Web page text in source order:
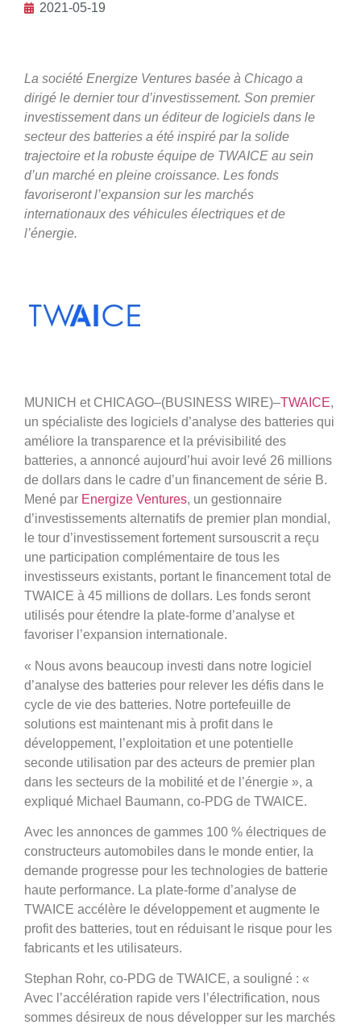
2021-05-19
La société Energize Ventures basée à Chicago a
dirigé le dernier tour d’investissement. Son premier
investissement dans un éditeur de logiciels dans le
secteur des batteries a été inspiré par la solide
trajectoire et la robuste équipe de TWAICE au sein
d’un marché en pleine croissance. Les fonds
favoriseront l’expansion sur les marchés
internationaux des véhicules électriques et de
l’énergie.
MUNICH et CHICAGO–(BUSINESS WIRE)–TWAICE,
un spécialiste des logiciels d’analyse des batteries qui
améliore la transparence et la prévisibilité des
batteries, a annoncé aujourd’hui avoir levé 26 millions
de dollars dans le cadre d’un financement de série B.
Mené par Energize Ventures, un gestionnaire
d’investissements alternatifs de premier plan mondial,
le tour d’investissement fortement sursouscrit a reçu
une participation complémentaire de tous les
investisseurs existants, portant le financement total de
TWAICE à 45 millions de dollars. Les fonds seront
utilisés pour étendre la plate-forme d’analyse et
favoriser l’expansion internationale.
« Nous avons beaucoup investi dans notre logiciel
d’analyse des batteries pour relever les défis dans le
cycle de vie des batteries. Notre portefeuille de
solutions est maintenant mis à profit dans le
développement, l’exploitation et une potentielle
seconde utilisation par des acteurs de premier plan
dans les secteurs de la mobilité et de l’énergie », a
expliqué Michael Baumann, co-PDG de TWAICE.
Avec les annonces de gammes 100 % électriques de
constructeurs automobiles dans le monde entier, la
demande progresse pour les technologies de batterie
haute performance. La plate-forme d’analyse de
TWAICE accélère le développement et augmente le
profit des batteries, tout en réduisant le risque pour les
fabricants et les utilisateurs.
Stephan Rohr, co-PDG de TWAICE, a souligné : «
Avec l’accélération rapide vers l’électrification, nous
sommes désireux de nous développer sur les marchés